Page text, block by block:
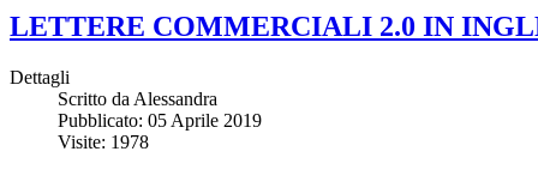
LETTERE COMMERCIALI 2.0 IN
Dettagli
Scritto da Alessandra
Pubblicato: 05 Aprile 2019
Visite: 1978